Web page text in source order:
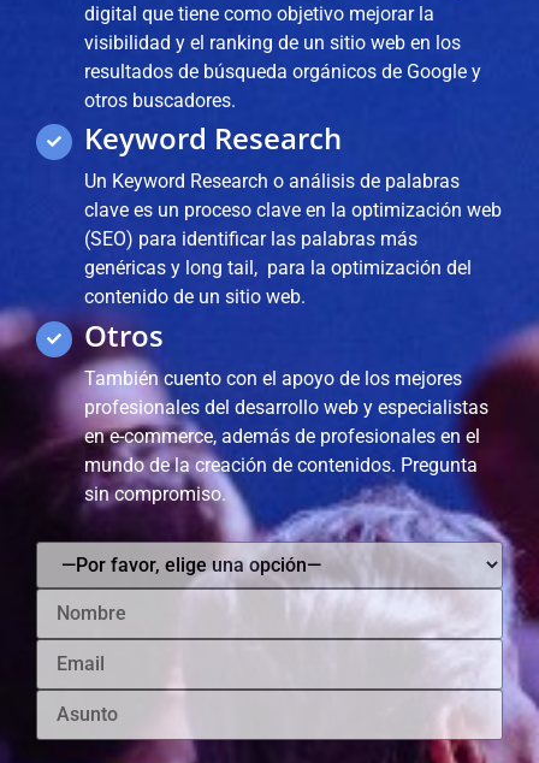
digital que tiene como objetivo mejorar la
visibilidad y el ranking de un sitio web en los
resultados de búsqueda orgánicos de Google y
otros buscadores.
Keyword Research
Un Keyword Research o análisis de palabras
clave es un proceso clave en la optimización web
(SEO) para identificar las palabras más
genéricas y long tail, para la optimización del
contenido de un sitio web.
Otros
También cuento con el apoyo de los mejores
profesionales del desarrollo web y especialistas
en e-commerce, además de profesionales en el
mundo de la creación de contenidos. Pregunta
sin compromiso.